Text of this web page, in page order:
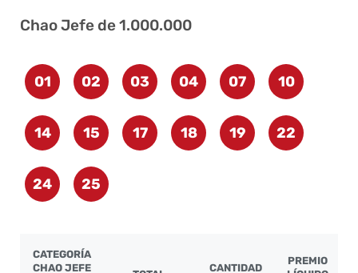
Chao Jefe de 1.000.000
01 02 03 04 07 10
14 15 17 18 19 22
24 25
CATEGORÍA
CHAO JEFE
CANTIDAD
PREMIO